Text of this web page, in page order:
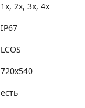
1x, 2x, 3x, 4x
IP67
LCOS
720x540
есть